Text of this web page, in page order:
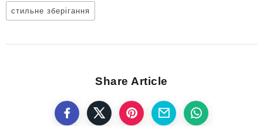
стильне зберігання
Share Article